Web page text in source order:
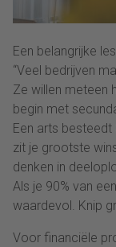
Een belangrijke
“Veel bedrijven
Ze willen meteen
begin met
Een arts besteedt
zit je grootste
denken in
Als je 90% van
waardevol. Knip
Voor financiële